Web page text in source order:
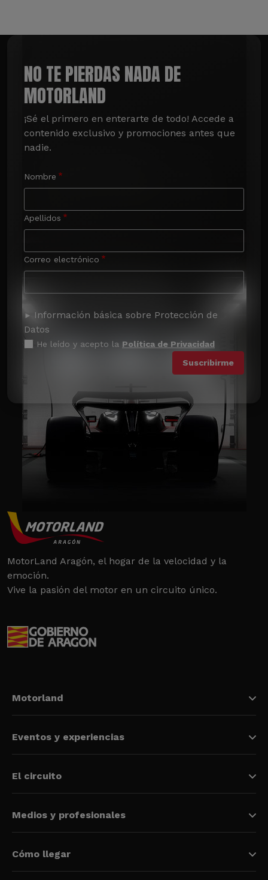
NO TE PIERDAS NADA DE
MOTORLAND
¡Sé el primero en enterarte de todo! Accede a
contenido exclusivo y promociones antes que
nadie.
Nombre
Apellidos
Correo electrónico
Información básica sobre Protección de
Datos
He leído y acepto la Política de Privacidad
MotorLand Aragón, el hogar de la velocidad y la
emoción.
Vive la pasión del motor en un circuito único.
Motorland
Eventos y experiencias
El circuito
Medios y profesionales
Cómo llegar